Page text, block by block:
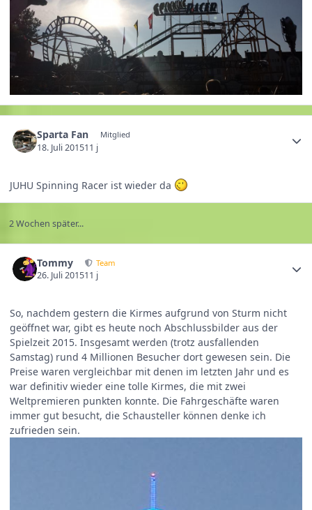
Sparta Fan Mitglied
18. Juli 201511 j
JUHU Spinning Racer ist wieder da
2 Wochen später...
Tommy Team
26. Juli 201511 j
So, nachdem gestern die Kirmes aufgrund von Sturm nicht
geöffnet war, gibt es heute noch Abschlussbilder aus der
Spielzeit 2015. Insgesamt werden (trotz ausfallenden
Samstag) rund 4 Millionen Besucher dort gewesen sein. Die
Preise waren vergleichbar mit denen im letzten Jahr und es
war definitiv wieder eine tolle Kirmes, die mit zwei
Weltpremieren punkten konnte. Die Fahrgeschäfte waren
immer gut besucht, die Schausteller können denke ich
zufrieden sein.